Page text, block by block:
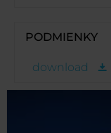
PODMIENKY
download